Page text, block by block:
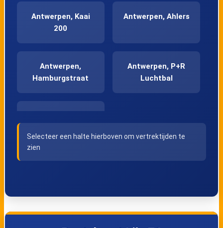
Antwerpen, Kaai
200
Antwerpen, Ahlers
Antwerpen,
Hamburgstraat
Antwerpen, P+R
Luchtbal
Selecteer een halte hierboven om vertrektijden te
zien